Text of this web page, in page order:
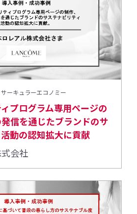
ーキュラーエコノミー
プログラム専用ページの
信を通じたブランドのサ
動の認知拡大に貢献
会社